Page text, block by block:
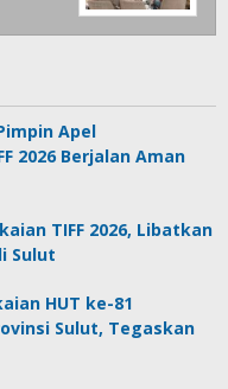
Apel
2026 Berjalan Aman
TIFF 2026, Libatkan
Sulut
HUT ke-81
Sulut, Tegaskan